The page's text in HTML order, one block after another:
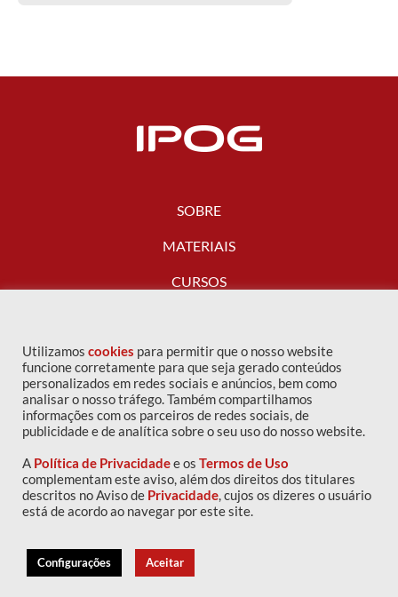
SOBRE
MATERIAIS
CURSOS
FALE CONOSCO
Copyright © 2016 IPOG - Todos os direitos reservados
Política de privacidade
Utilizamos cookies para permitir que o nosso website
funcione corretamente para que seja gerado conteúdos
personalizados em redes sociais e anúncios, bem como
analisar o nosso tráfego. Também compartilhamos
informações com os parceiros de redes sociais, de
publicidade e de analítica sobre o seu uso do nosso website.
A Política de Privacidadee os Termos de Uso
complementam este aviso, além dos direitos dos titulares
descritos no Aviso de Privacidade, cujos os dizeres o usuário
está de acordo ao navegar por este site.
Configurações Aceitar